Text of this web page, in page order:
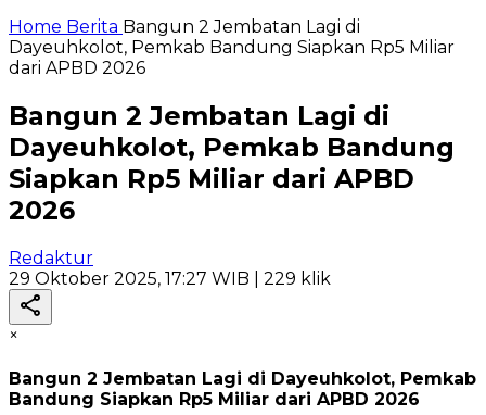
Home Berita Bangun 2 Jembatan Lagi di
Dayeuhkolot, Pemkab Bandung Siapkan Rp5 Miliar
dari APBD 2026
Bangun 2 Jembatan Lagi di
Dayeuhkolot, Pemkab Bandung
Siapkan Rp5 Miliar dari APBD
2026
Redaktur
29 Oktober 2025, 17:27 WIB | 229 klik
×
Bangun 2 Jembatan Lagi di Dayeuhkolot, Pemkab
Bandung Siapkan Rp5 Miliar dari APBD 2026